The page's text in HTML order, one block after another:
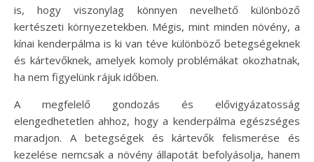
is, hogy viszonylag könnyen nevelhető különböző
kertészeti környezetekben. Mégis, mint minden növény, a
kínai kenderpálma is ki van téve különböző betegségeknek
és kártevőknek, amelyek komoly problémákat okozhatnak,
ha nem figyelünk rájuk időben.
A megfelelő gondozás és elővigyázatosság
elengedhetetlen ahhoz, hogy a kenderpálma egészséges
maradjon. A betegségek és kártevők felismerése és
kezelése nemcsak a növény állapotát befolyásolja, hanem